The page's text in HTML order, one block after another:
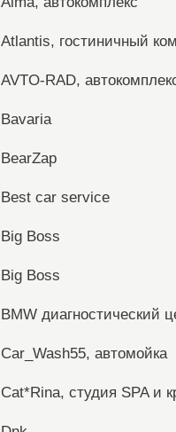
Atlantis, гостиничный
AVTO-RAD,
Bavaria
BearZap
Best car service
Big Boss
Big Boss
BMW диагностический
Car_Wash55, автомойка
Cat*Rina, студия SPA и